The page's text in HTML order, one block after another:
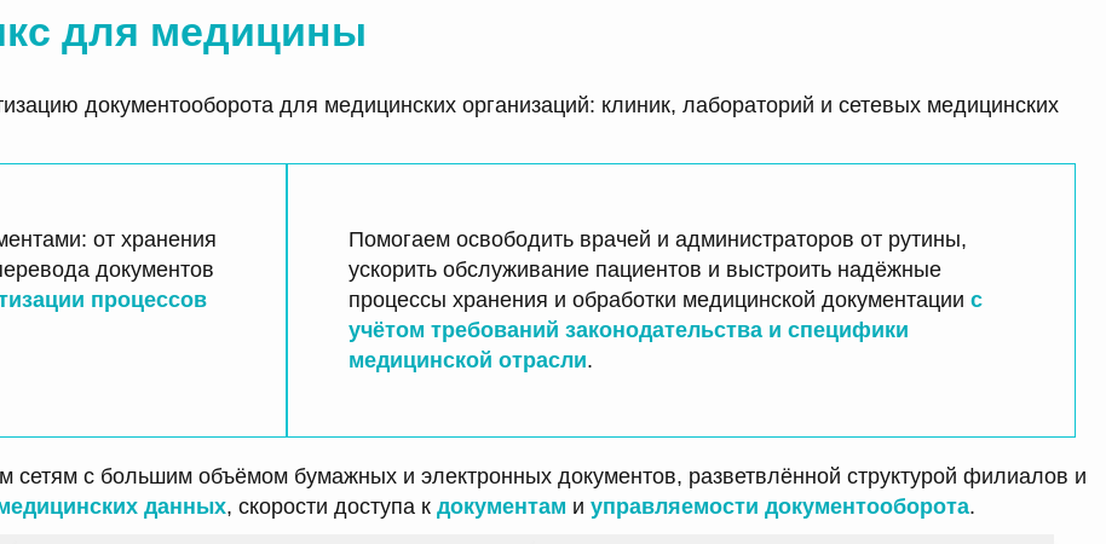
для медицины
документооборота для медицинских организаций: клиник, лабораторий и сетевых медицинских
от хранения
документов
процессов
Помогаем освободить врачей и администраторов от рутины,
ускорить обслуживание пациентов и выстроить надёжные
процессы хранения и обработки медицинской документации с
учётом требований законодательства и специфики
медицинской отрасли.
с большим объёмом бумажных и электронных документов, разветвлённой структурой филиалов и
данных, скорости доступа к документам и управляемости документооборота.